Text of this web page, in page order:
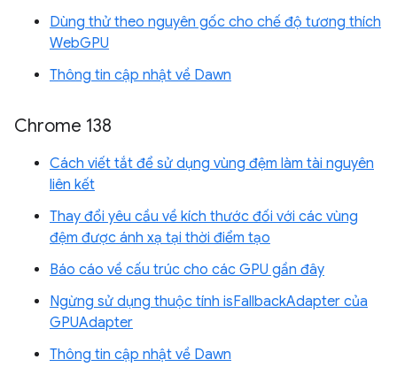
Dùng thử theo nguyên gốc cho chế độ tương thích
WebGPU
Thông tin cập nhật về Dawn
Chrome 138
Cách viết tắt để sử dụng vùng đệm làm tài nguyên
liên kết
Thay đổi yêu cầu về kích thước đối với các vùng
đệm được ánh xạ tại thời điểm tạo
Báo cáo về cấu trúc cho các GPU gần đây
Ngừng sử dụng thuộc tính isFallbackAdapter của
GPUAdapter
Thông tin cập nhật về Dawn